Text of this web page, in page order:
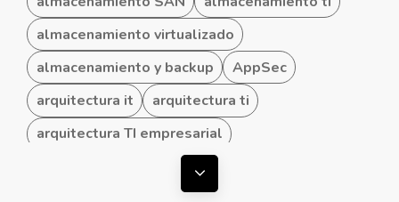
almacenamiento virtualizado
almacenamiento y backup
AppSec
arquitectura it
arquitectura ti
arquitectura TI empresarial
Mostrar todas las etiquetas